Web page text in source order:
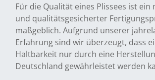
Für die Qualität eines Plissees ist
und qualitätsgesicherter
maßgeblich. Aufgrund unserer
Erfahrung sind wir überzeugt, dass
Haltbarkeit nur durch eine
Deutschland gewährleistet werden